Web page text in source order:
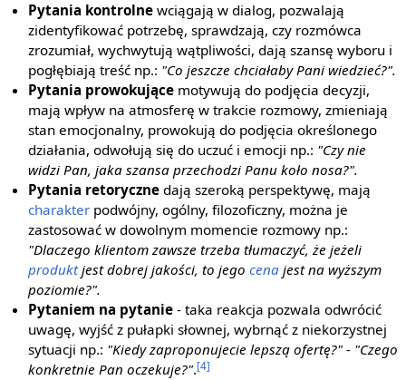
Pytania kontrolne wciągają w dialog, pozwalają
zidentyfikować potrzebę, sprawdzają, czy rozmówca
zrozumiał, wychwytują wątpliwości, dają szansę wyboru i
pogłębiają treść np.: "Co jeszcze chciałaby Pani wiedzieć?".
Pytania prowokujące motywują do podjęcia decyzji,
mają wpływ na atmosferę w trakcie rozmowy, zmieniają
stan emocjonalny, prowokują do podjęcia określonego
działania, odwołują się do uczuć i emocji np.: "Czy nie
widzi Pan, jaka szansa przechodzi Panu koło nosa?".
Pytania retoryczne dają szeroką perspektywę, mają
charakter podwójny, ogólny, filozoficzny, można je
zastosować w dowolnym momencie rozmowy np.:
"Dlaczego klientom zawsze trzeba tłumaczyć, że jeżeli
produktjest dobrej jakości, to jegocena jest na wyższym
poziomie?".
Pytaniem na pytanie - taka reakcja pozwala odwrócić
uwagę, wyjść z pułapki słownej, wybrnąć z niekorzystnej
sytuacji np.: "Kiedy zaproponujecie lepszą ofertę?" - "Czego
konkretnie Pan oczekuje?".[4]